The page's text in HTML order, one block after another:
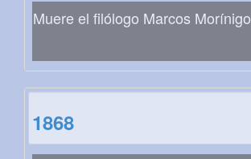
Muere el filólogo Marcos Morínigo
1868